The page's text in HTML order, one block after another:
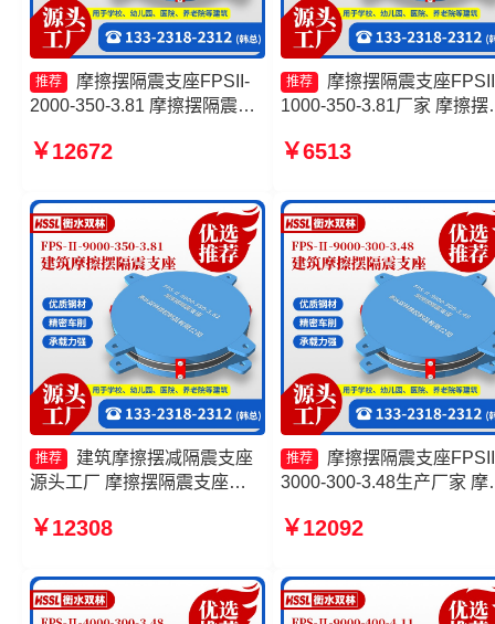
推荐
摩擦摆隔震支座FPSII-
2000-350-3.81 摩擦摆隔震支
工厂 FPS摩擦摆支座厂家 摩
厂
￥12672
推荐
摩擦摆隔震支座
1000-350-3.81厂家 摩擦摆
震支座价格 摩擦摆隔震支
￥6513
推荐
建筑摩擦摆减隔震支座
源头工厂 摩擦摆隔震支座
隔震支座FPS-Ⅱ-2000-500-
震支座生产厂家
￥12308
推荐
摩擦摆隔震支座
3000-300-3.48生产厂家 摩
3.81厂家 FPS支座源头工厂
400-4.11源头工厂
￥12092